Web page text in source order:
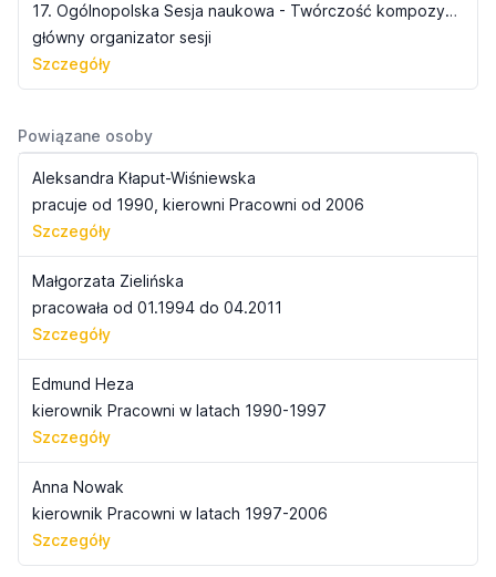
17. Ogólnopolska Sesja naukowa - Twórczość kompozytorska na Pomorzu i Kujawach
główny organizator sesji
Szczegóły
Powiązane osoby
Aleksandra Kłaput-Wiśniewska
pracuje od 1990, kierowni Pracowni od 2006
Szczegóły
Małgorzata Zielińska
pracowała od 01.1994 do 04.2011
Szczegóły
Edmund Heza
kierownik Pracowni w latach 1990-1997
Szczegóły
Anna Nowak
kierownik Pracowni w latach 1997-2006
Szczegóły